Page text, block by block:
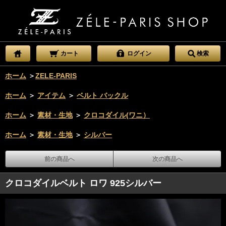
カート ログイン 検索
ホーム ＞ZELE-PARIS
ホーム ＞ アイテム ＞ ベルト バックル
ホーム ＞ 素材・生地 ＞ クロコダイル(ワニ）
ホーム ＞ 素材・生地 ＞ シルバー
前の商品へ 次の商品へ
クロコダイルベルト ロワ 925シルバー